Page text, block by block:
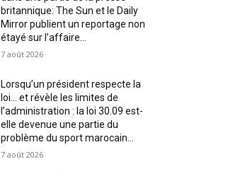
britannique: The Sun et le Daily
Mirror publient un reportage non
étayé sur l’affaire...
7 août 2026
Lorsqu’un président respecte la
loi… et révèle les limites de
l’administration : la loi 30.09 est-
elle devenue une partie du
problème du sport marocain...
7 août 2026